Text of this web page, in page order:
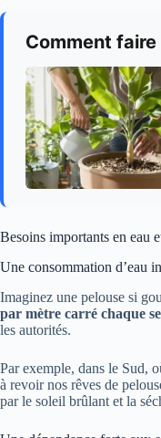
Comment
Besoins importants en eau
Une consommation d’eau
Imaginez une pelouse si
par mètre carré chaque
les autorités.
Par exemple, dans le Sud,
à revoir nos rêves de
par le soleil brûlant et la